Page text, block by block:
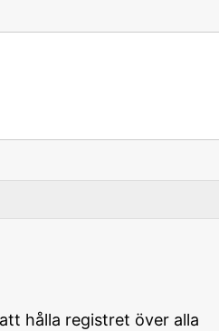
hålla registret över alla